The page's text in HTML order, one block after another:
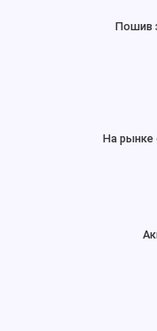
Пошив
На рынке